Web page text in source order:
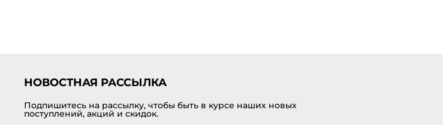
НОВОСТНАЯ РАССЫЛКА
Подпишитесь на рассылку, чтобы быть в курсе наших новых
поступлений, акций и скидок.